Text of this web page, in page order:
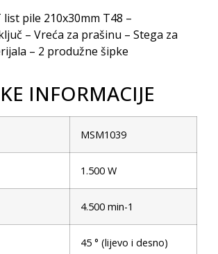
pile 210x30mm T48 –
– Vreća za prašinu – Stega za
– 2 produžne šipke
INFORMACIJE
MSM1039
1.500 W
4.500 min-1
45 ° (lijevo i desno)